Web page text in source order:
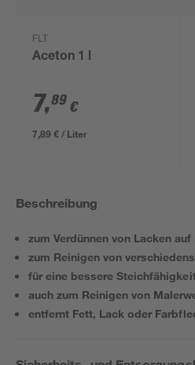
FLT
Aceton 1 l
7,89 €
7,89 € / Liter
Beschreibung
zum Verdünnen von Lacken
zum Reinigen von
für eine bessere
auch zum Reinigen von
entfernt Fett, Lack oder